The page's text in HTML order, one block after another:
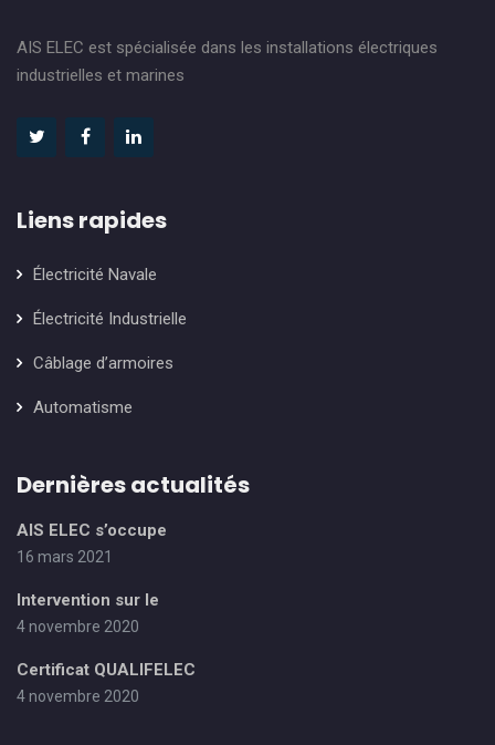
AIS ELEC est spécialisée dans les installations électriques
industrielles et marines
Liens rapides
Électricité Navale
Électricité Industrielle
Câblage d’armoires
Automatisme
Dernières actualités
AIS ELEC s’occupe
16 mars 2021
Intervention sur le
4 novembre 2020
Certificat QUALIFELEC
4 novembre 2020